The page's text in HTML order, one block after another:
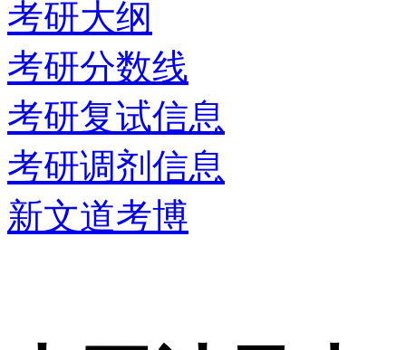
考研大纲
考研分数线
考研复试信息
考研调剂信息
新文道考博